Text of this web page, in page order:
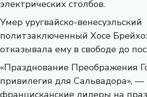
электрических столбов.
Умер уругвайско-венесуэльский
политзаключенный Хосе
отказывала ему в свободе до
«Празднование Преображения
привилегия для Сальвадора», —
францисканские лидеры на